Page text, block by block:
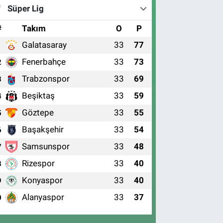
Süper Lig
Takım O P
Galatasaray 33 77
Fenerbahçe 33 73
Trabzonspor 33 69
Beşiktaş 33 59
Göztepe 33 55
Başakşehir 33 54
Samsunspor 33 48
Rizespor 33 40
Konyaspor 33 40
Alanyaspor 33 37